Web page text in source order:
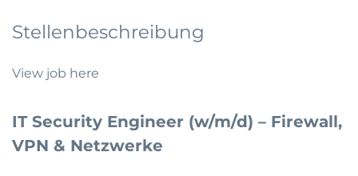
Stellenbeschreibung
View job here
IT Security Engineer (w/m/d) – Firewall,
VPN & Netzwerke